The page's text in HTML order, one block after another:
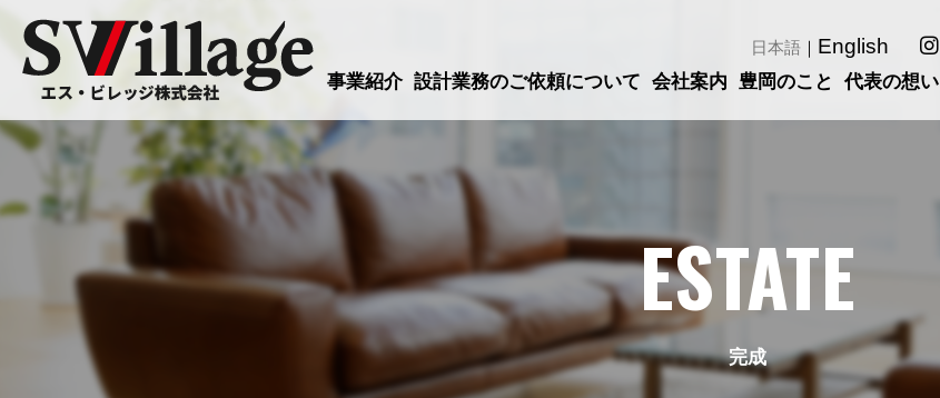
日本語 ｜ English
事業紹介 設計業務のご依頼について 会社案内 豊岡のこと 代表の想い
ESTATE
完成